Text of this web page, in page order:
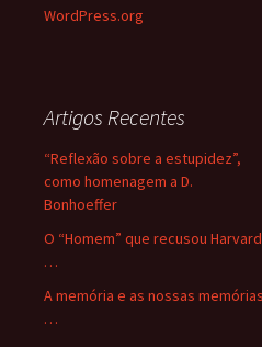
WordPress.org
Artigos Recentes
“Reflexão sobre a estupidez”,
como homenagem a D.
Bonhoeffer
O “Homem” que recusou Harvard
…
A memória e as nossas memórias
…